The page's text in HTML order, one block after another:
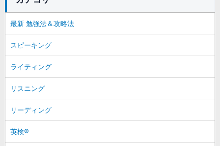
最新 勉強法＆攻略法
スピーキング
ライティング
リスニング
リーディング
英検®